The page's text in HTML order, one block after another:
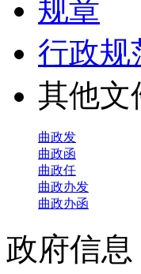
规章
行政规
其他
曲政发
曲政函
曲政任
曲政办发
曲政办函
政府信息